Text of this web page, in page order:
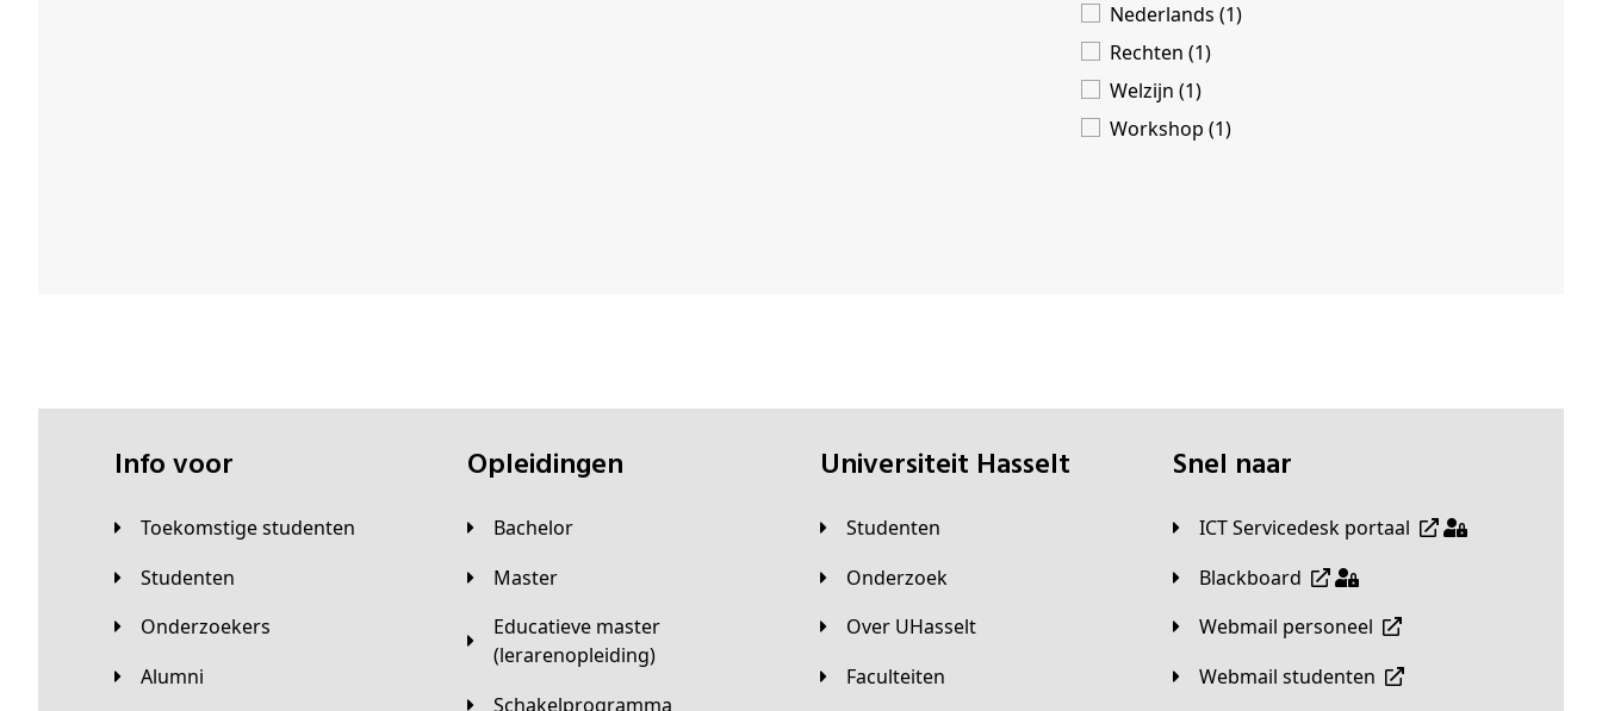
Nederlands (1)
Rechten (1)
Welzijn (1)
Workshop (1)
Info voor
Toekomstige studenten
Studenten
Onderzoekers
Alumni
Opleidingen
Bachelor
Master
Educatieve master
(lerarenopleiding)
Schakelprogramma
universiteit Hasselt
Studenten
Onderzoek
Over UHasselt
Faculteiten
Snel naar
ICT Servicedesk portaal
Blackboard
Webmail personeel
Webmail studenten